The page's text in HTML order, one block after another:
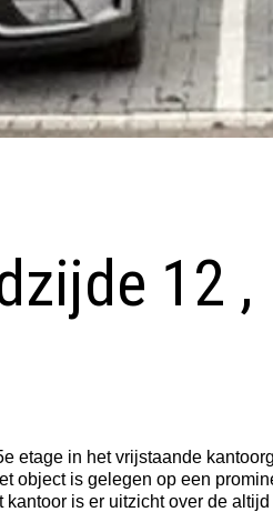
12 ,
etage in het vrijstaande
object is gelegen op een
is er uitzicht over de